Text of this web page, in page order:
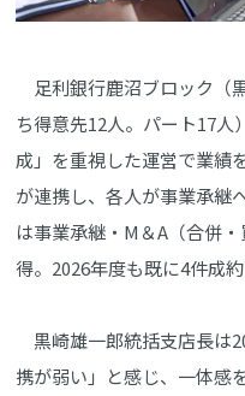
足利銀行鹿沼ブロック（
ち得意先12人。パート17
成」を重視した運営で業績
が連携し、各人が事業承継
は事業承継・M＆A（合併
得。2026年度も既に4件成約
黒崎雄一郎統括支店長は
携が弱い」と感じ、一体感